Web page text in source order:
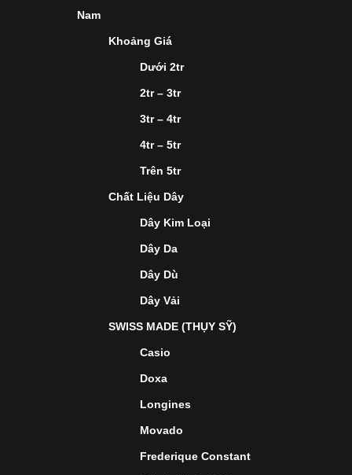
Nam
Khoảng Giá
Dưới 2tr
2tr – 3tr
3tr – 4tr
4tr – 5tr
Trên 5tr
Chất Liệu Dây
Dây Kim Loại
Dây Da
Dây Dù
Dây Vải
SWISS MADE (THỤY SỸ)
Casio
Doxa
Longines
Movado
Frederique Constant